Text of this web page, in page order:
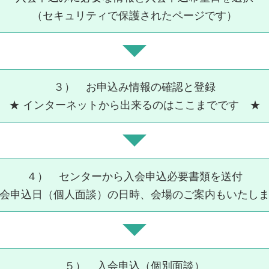
（セキュリティで保護されたページです）
３） お申込み情報の確認と登録
★ インターネットから出来るのはここまでです ★
４） センターから入会申込必要書類を送付
申込日（個人面談）の日時、会場のご案内もいたし
５） 入会申込（個別面談）